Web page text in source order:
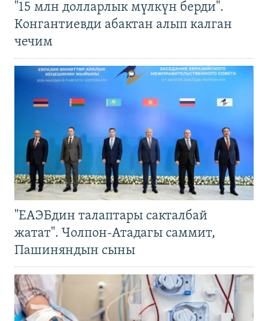
"15 млн долларлык мүлкүн берди".
Конгантиевди абактан алып калган
чечим
"ЕАЭБдин талаптары сакталбай
жатат". Чолпон-Атадагы саммит,
Пашиняндын сыны